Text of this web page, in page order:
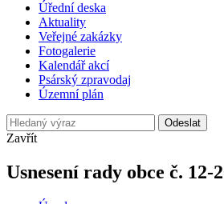
Úřední deska
Aktuality
Veřejné zakázky
Fotogalerie
Kalendář akcí
Psárský zpravodaj
Územní plán
Odeslat
Zavřít
Usnesení rady obce č. 12-